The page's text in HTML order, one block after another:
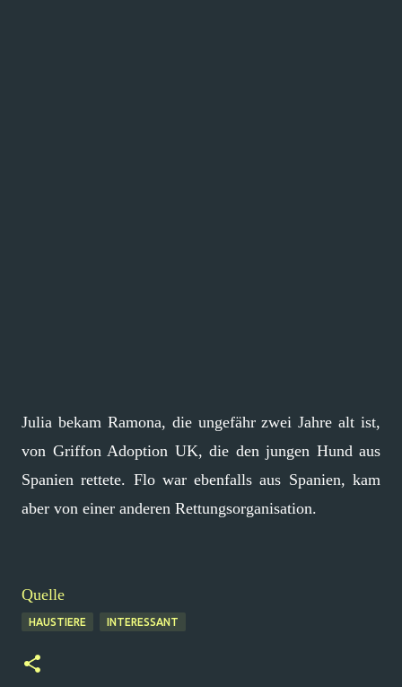
Julia bekam Ramona, die ungefähr zwei Jahre alt ist,
von Griffon Adoption UK, die den jungen Hund aus
Spanien rettete. Flo war ebenfalls aus Spanien, kam
aber von einer anderen Rettungsorganisation.
Quelle
HAUSTIERE INTERESSANT